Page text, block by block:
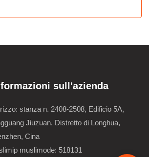
sull'azienda
stanza n. 2408-2508, Edificio 5A,
Jiuzuan, Distretto di Longhua,
Cina
muslimode: 518131